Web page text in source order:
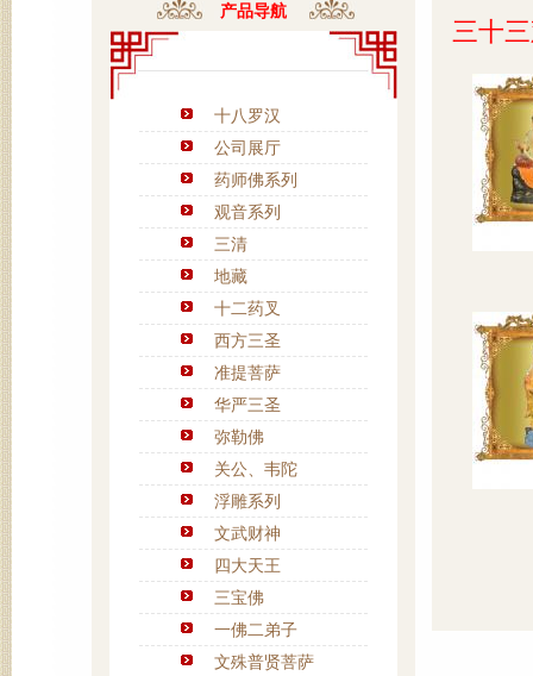
产品导航
十八罗汉
公司展厅
药师佛系列
观音系列
三清
地藏
十二药叉
西方三圣
准提菩萨
华严三圣
弥勒佛
关公、韦陀
浮雕系列
文武财神
四大天王
三宝佛
一佛二弟子
文殊普贤菩萨
三十